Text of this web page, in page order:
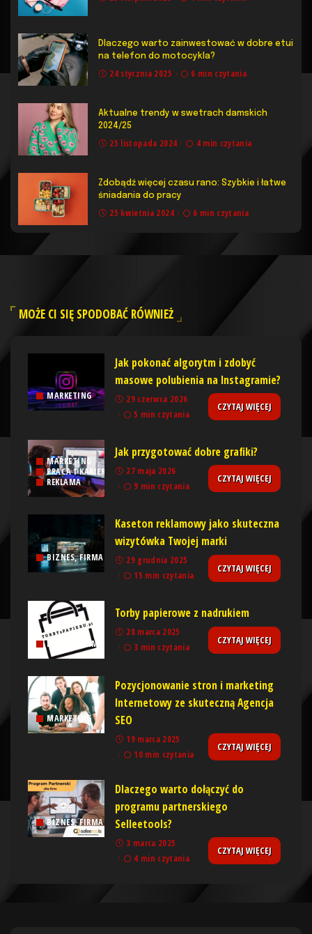
Dlaczego warto zainwestować w dobre etui
na telefon do motocykla?
24 stycznia 2025 6 min czytania
Aktualne trendy w swetrach damskich
2024/25
25 listopada 2024 4 min czytania
Zdobądź więcej czasu rano: Szybkie i łatwe
śniadania do pracy
25 kwietnia 2024 6 min czytania
MOŻE CI SIĘ SPODOBAĆ RÓWNIEŻ
MARKETING
Jak pokonać algorytm i zdobyć
masowe polubienia na Instagramie?
29 czerwca 2026
5 min czytania
CZYTAJ WIĘCEJ
MARKETING
PRACA I KARIERA
REKLAMA
Jak przygotować dobre grafiki?
27 maja 2026
9 min czytania
CZYTAJ WIĘCEJ
BIZNES, FIRMA
Kaseton reklamowy jako skuteczna
wizytówka Twojej marki
29 grudnia 2025
15 min czytania
CZYTAJ WIĘCEJ
BIZNES, FIRMA
Torby papierowe z nadrukiem
28 marca 2025
3 min czytania
CZYTAJ WIĘCEJ
MARKETING
Pozycjonowanie stron i marketing
Internetowy ze skuteczną Agencja
SEO
19 marca 2025
10 min czytania
CZYTAJ WIĘCEJ
BIZNES, FIRMA
Dlaczego warto dołączyć do
programu partnerskiego
Selleetools?
3 marca 2025
4 min czytania
CZYTAJ WIĘCEJ